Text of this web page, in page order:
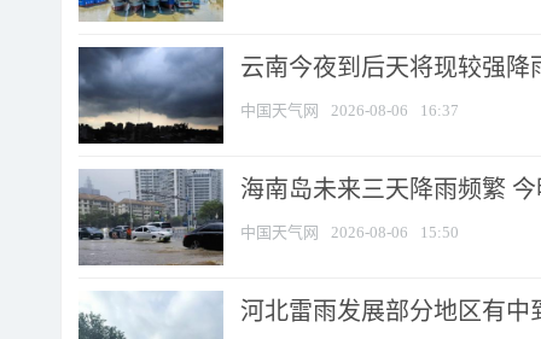
云南今夜到后天将现较强降
中国天气网 2026-08-06 16:37
海南岛未来三天降雨频繁
中国天气网 2026-08-06 15:50
河北雷雨发展部分地区有中